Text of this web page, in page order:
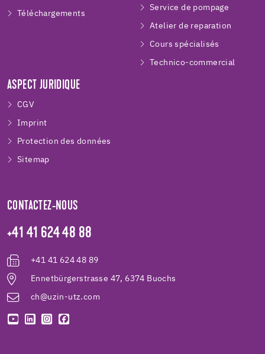
Téléchargements
Service de pompage
Atelier de reparation
Cours spécialisés
Technico-commercial
ASPECT JURIDIQUE
CGV
Imprint
Protection des données
Sitemap
CONTACTEZ-NOUS
+41 41 624 48 88
+41 41 624 48 89
Ennetbürgerstrasse 47, 6374 Buochs
ch@uzin-utz.com